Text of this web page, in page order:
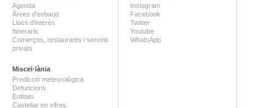
Agenda
Àrees d'esbarjo
Llocs d'interès
Itineraris
Comerços, restaurants i serveis
privats
Miscel·lània
Predicció meteorològica
Defuncions
Entitats
Castellar en xifres
Instagram
Facebook
Twitter
Youtube
WhatsApp